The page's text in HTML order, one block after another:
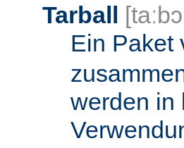
Tarball
Ein Paket
werden in